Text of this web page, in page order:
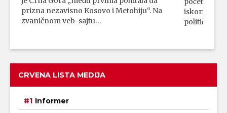
prizna nezavisno Kosovo i Metohiju“. Na
zvaničnom veb-sajtu…
iskorišćava
političkim
CRVENA LISTA MEDIJA
Informer